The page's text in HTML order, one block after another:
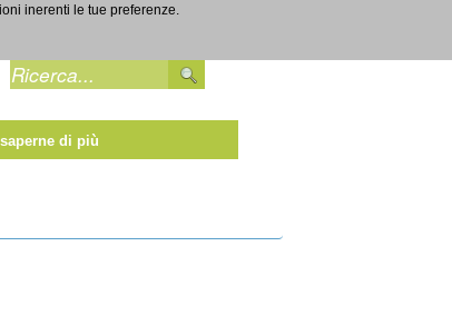
di più
inerenti le tue preferenze.